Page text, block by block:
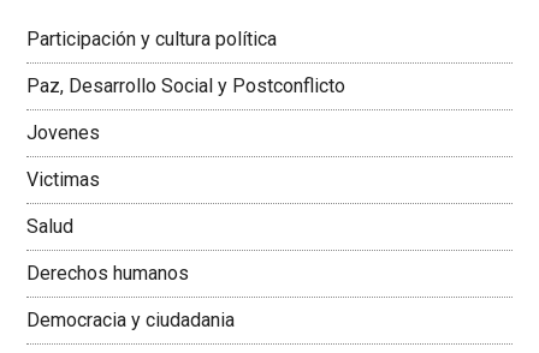
Colombiana
Participación y cultura política
Paz, Desarrollo Social y Postconflicto
Jovenes
Victimas
Salud
Derechos humanos
Democracia y ciudadania